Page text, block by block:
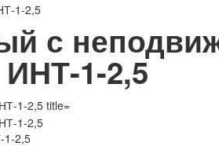
1-2,5
с
1-2,5
1-2,5